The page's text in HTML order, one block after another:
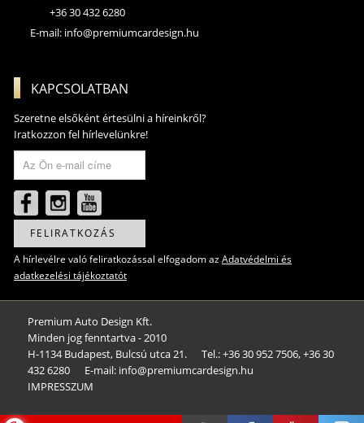
+36 30 432 6280
E-mail: info@premiumcardesign.hu
KAPCSOLATBAN
Szeretne elsőként értesülni a híreinkről?
Iratkozzon fel hírlevelünkre!
FELIRATKOZÁS
A hírlevélre való feliratkozással elfogadom azAdatvédelmi és
adatkezelési tájékoztatót
Premium Auto Design Kft.
Minden jog fenntartva - 2010
H-1134 Budapest, Bulcsú utca 21.
Tel.: +36 30 952 7506, +36 30
432 6280
E-mail: info@premiumcardesign.hu​
IMPRESSZUM